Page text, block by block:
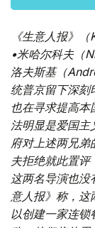
《生意人报》
•米哈尔科夫（
洛夫斯基（
统普京留下深刻
也在寻求提高本
法明显是爱国主
府对上述两兄弟
夫拒绝就此置评
这两名导演也
意人报》称，这
以创建一家连